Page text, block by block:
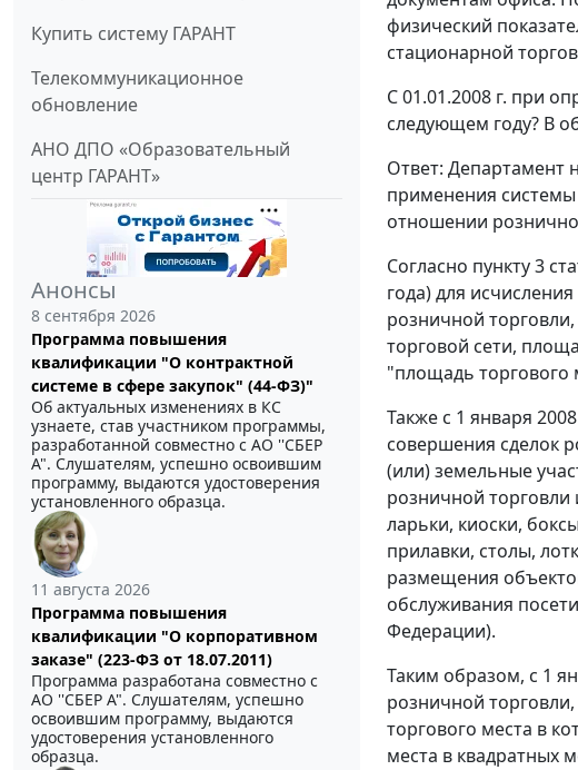
Купить систему ГАРАНТ
Телекоммуникационное
обновление
АНО ДПО «Образовательный
центр ГАРАНТ»
Анонсы
8 сентября 2026
Программа повышения
квалификации "О контрактной
системе в сфере закупок" (44-ФЗ)"
Об актуальных изменениях в КС
узнаете, став участником программы,
разработанной совместно с АО ''СБЕР
А". Слушателям, успешно освоившим
программу, выдаются удостоверения
установленного образца.
11 августа 2026
Программа повышения
квалификации "О корпоративном
заказе" (223-ФЗ от 18.07.2011)
Программа разработана совместно с
АО ''СБЕР А". Слушателям, успешно
освоившим программу, выдаются
удостоверения установленного
образца.
физический
стационарной
С 01.01.2008 г. при
следующем году? В
Ответ: Департамент
применения
отношении
Согласно пункту 3
года) для
розничной
торговой сети,
"площадь торгового
Также с 1 января
совершения сделок
(или) земельные
розничной
ларьки, киоски,
прилавки, столы,
размещения
обслуживания
Федерации).
Таким образом, с 1
розничной
торгового места в
места в квадратных